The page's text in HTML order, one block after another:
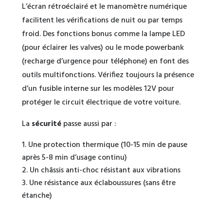
L’écran rétroéclairé et le manomètre numérique
facilitent les vérifications de nuit ou par temps
froid. Des fonctions bonus comme la lampe LED
(pour éclairer les valves) ou le mode powerbank
(recharge d’urgence pour téléphone) en font des
outils multifonctions. Vérifiez toujours la présence
d’un fusible interne sur les modèles 12V pour
protéger le circuit électrique de votre voiture.
La sécuritépasse aussi par :
Une protection thermique (10-15 min de pause
après 5-8 min d’usage continu)
Un châssis anti-choc résistant aux vibrations
Une résistance aux éclaboussures (sans être
étanche)